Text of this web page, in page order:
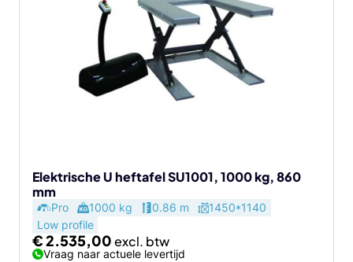
Elektrische U heftafel SU1001, 1000 kg, 860
mm
Pro 1000 kg 0.86 m
1450*1140
Low profile
€2.535,00
Vraag naar actuele levertijd